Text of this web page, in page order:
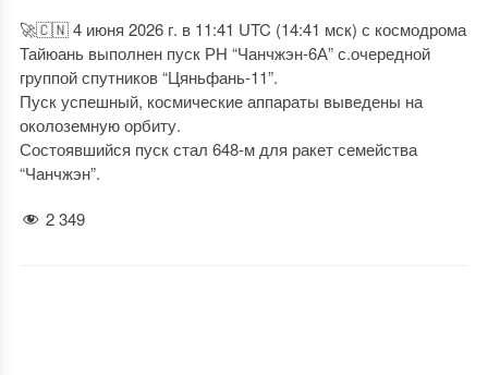
🚀🇨🇳 4 июня 2026 г. в 11:41 UTC (14:41 мск) с космодрома
Тайюань выполнен пуск РН “Чанчжэн-6А” с.очередной
группой спутников “Цяньфань-11”.
Пуск успешный, космические аппараты выведены на
околоземную орбиту.
Состоявшийся пуск стал 648-м для ракет семейства
“Чанчжэн”.
2 349